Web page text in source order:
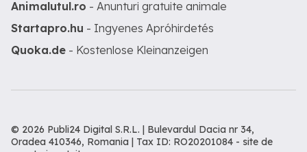
Animalutul.ro - Anunturi gratuite animale
Startapro.hu - Ingyenes Apróhirdetés
Quoka.de - Kostenlose Kleinanzeigen
© 2026 Publi24 Digital S.R.L. | Bulevardul Dacia nr 34,
Oradea 410346, Romania | Tax ID: RO20201084 - site de